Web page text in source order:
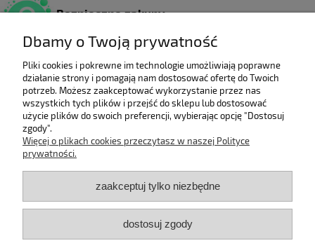
Bezpieczne zakupy
Wieloletni laureat
rankingu e-Gazele Biznesu.
Wysyłka z Polski
Gwarancją szybkiej dostawy.
Jesteśmy ECO
Dbamy o Twoją prywatność
Pliki cookies i pokrewne im technologie umożliwiają poprawne
działanie strony i pomagają nam dostosować ofertę do Twoich
potrzeb. Możesz zaakceptować wykorzystanie przez nas
wszystkich tych plików i przejść do sklepu lub dostosować
użycie plików do swoich preferencji, wybierając opcję "Dostosuj
zgody".
Więcej o plikach cookies przeczytasz w naszej Polityce
prywatności.
zaakceptuj tylko niezbędne
dostosuj zgody